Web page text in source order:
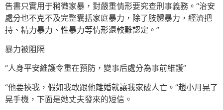
告書只實用于稍微家暴，對嚴重情形要究查刑事義務。“治安
處分也不克不及完整囊括家庭暴力，除了肢體暴力，經濟把
持、精力暴力、性暴力等情形還較難認定。”
暴力被阻隔
“人身平安維護令重在預防，變事后處分為事前維護”
“他要挾我，假如我敢跟他離婚就讓我家破人亡。”趙小月晃了
晃手機，下面是她丈夫發來的短信。